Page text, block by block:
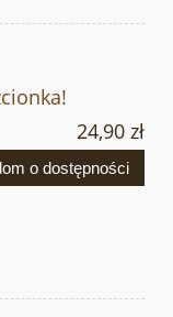
24,90 zł
o dostępności